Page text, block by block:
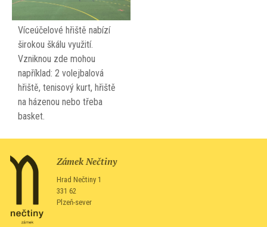
Víceúčelové hřiště nabízí
širokou škálu využití.
Vzniknou zde mohou
například: 2 volejbalová
hřiště, tenisový kurt, hřiště
na házenou nebo třeba
basket.
Zámek Nečtiny
Hrad Nečtiny 1
331 62
Plzeň-sever